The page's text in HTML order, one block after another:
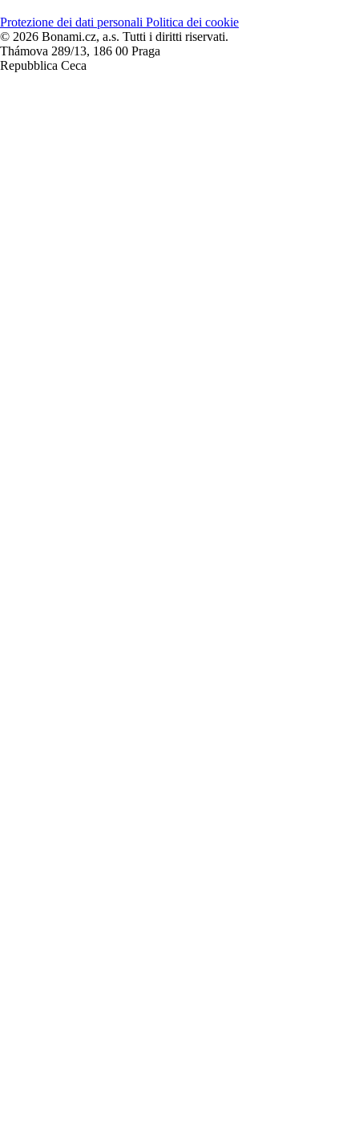
Protezione dei dati personali Politica dei cookie
© 2026 Bonami.cz, a.s. Tutti i diritti riservati.
Thámova 289/13, 186 00 Praga
Repubblica Ceca